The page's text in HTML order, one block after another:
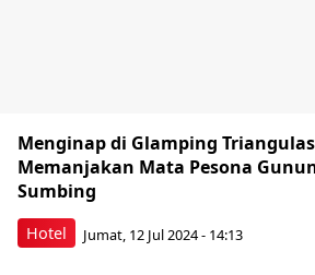
Hotel
Menginap di Glamping
Memanjakan Mata Pesona
Sumbing
Jumat, 12 Jul 2024 - 14:13